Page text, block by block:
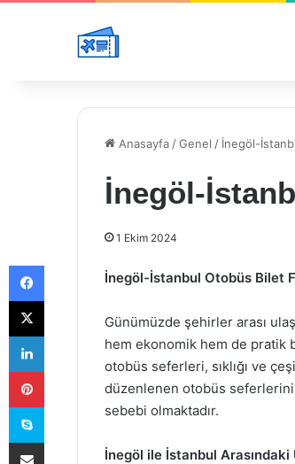
Anasayfa /Genel / İnegöl-
İnegöl-
1 Ekim 2024
İnegöl-İstanbul Otobüs Bilet
Günümüzde şehirler arası
hem ekonomik hem de pratik
otobüs seferleri, sıklığı ve
düzenlenen otobüs
sebebi olmaktadır.
İnegöl ile İstanbul Arasındaki
Facebook
X
LinkedIn
Pinterest
Skype
E-Posta ile paylaş